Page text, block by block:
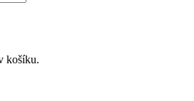
košíku.